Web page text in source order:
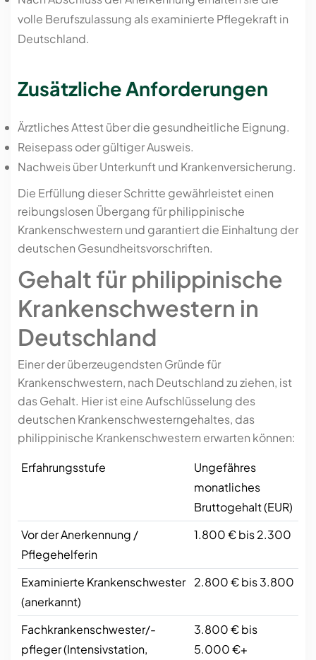
volle Berufszulassung als examinierte Pflegekraft in
Deutschland.
Zusätzliche Anforderungen
Ärztliches Attest über die gesundheitliche Eignung.
Reisepass oder gültiger Ausweis.
Nachweis über Unterkunft und Krankenversicherung.
Die Erfüllung dieser Schritte gewährleistet einen
reibungslosen Übergang für philippinische
Krankenschwestern und garantiert die Einhaltung der
deutschen Gesundheitsvorschriften.
Gehalt für philippinische
Krankenschwestern in
Deutschland
Einer der überzeugendsten Gründe für
Krankenschwestern, nach Deutschland zu ziehen, ist
das Gehalt. Hier ist eine Aufschlüsselung des
deutschen Krankenschwesterngehaltes, das
philippinische Krankenschwestern erwarten können:
Erfahrungsstufe
Ungefähres
monatliches
Bruttogehalt (EUR)
Vor der Anerkennung /
Pflegehelferin
1.800 € bis 2.300
Examinierte Krankenschwester
(anerkannt)
2.800 € bis 3.800
Fachkrankenschwester/-
pfleger (Intensivstation,
3.800 € bis
5.000 €+